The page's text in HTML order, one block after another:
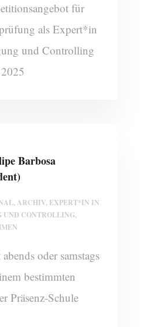
für
als Expert*in
und Controlling
Barbosa
,ARCHIV, EXPERT*IN IN
UND CONTROLLING,
oder samstags
bestimmten
Präsenz-Schule